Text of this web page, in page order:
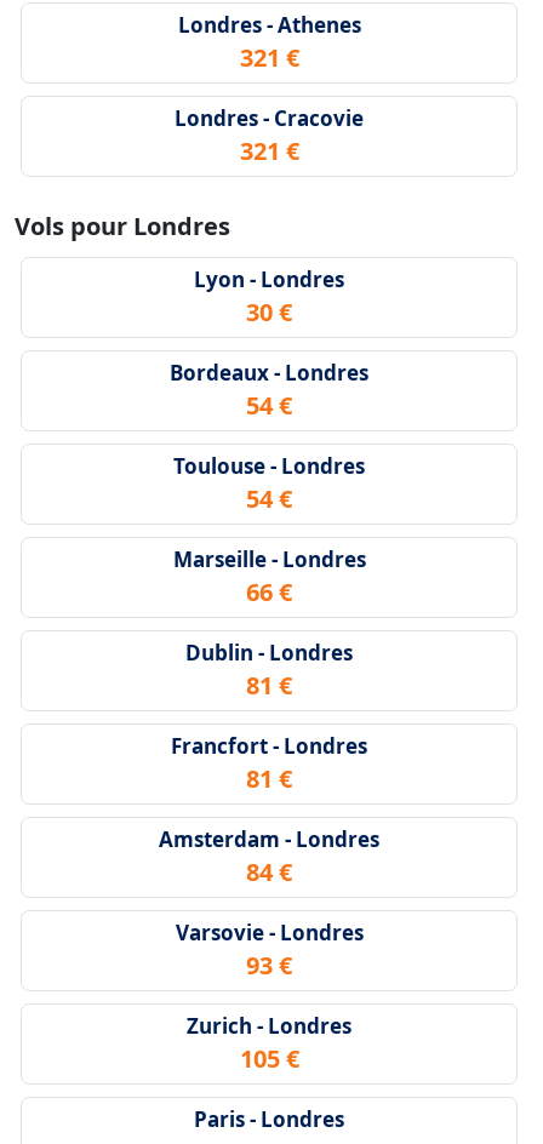
Londres - Athenes
321 €
Londres - Cracovie
321 €
Vols pour Londres
Lyon - Londres
30 €
Bordeaux - Londres
54 €
Toulouse - Londres
54 €
Marseille - Londres
66 €
Dublin - Londres
81 €
Francfort - Londres
81 €
Amsterdam - Londres
84 €
Varsovie - Londres
93 €
Zurich - Londres
105 €
Paris - Londres